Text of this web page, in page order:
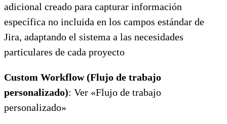
adicional creado para capturar información
específica no incluida en los campos estándar de
Jira, adaptando el sistema a las necesidades
particulares de cada proyecto
Custom Workflow (Flujo de trabajo
personalizado): Ver «Flujo de trabajo
personalizado»